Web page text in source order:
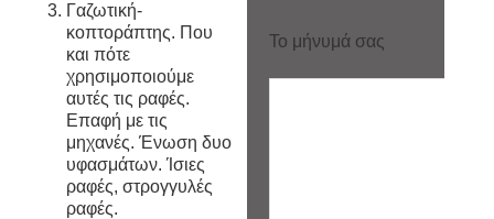
Γαζωτική-
κοπτοράπτης. Που
και πότε
χρησιμοποιούμε
αυτές τις ραφές.
Επαφή με τις
μηχανές. Ένωση δυο
υφασμάτων. Ίσιες
ραφές, στρογγυλές
ραφές.
Το μήνυμά σας